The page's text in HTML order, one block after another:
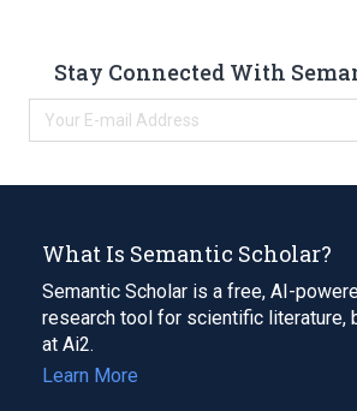
Stay Connected With
What Is Semantic Scholar?
Semantic Scholar is a free, AI-
research tool for scientific literature,
at Ai2.
Learn More